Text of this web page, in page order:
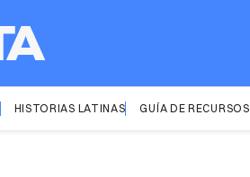
HISTORIAS LATINAS GUÍA DE RECURSOS